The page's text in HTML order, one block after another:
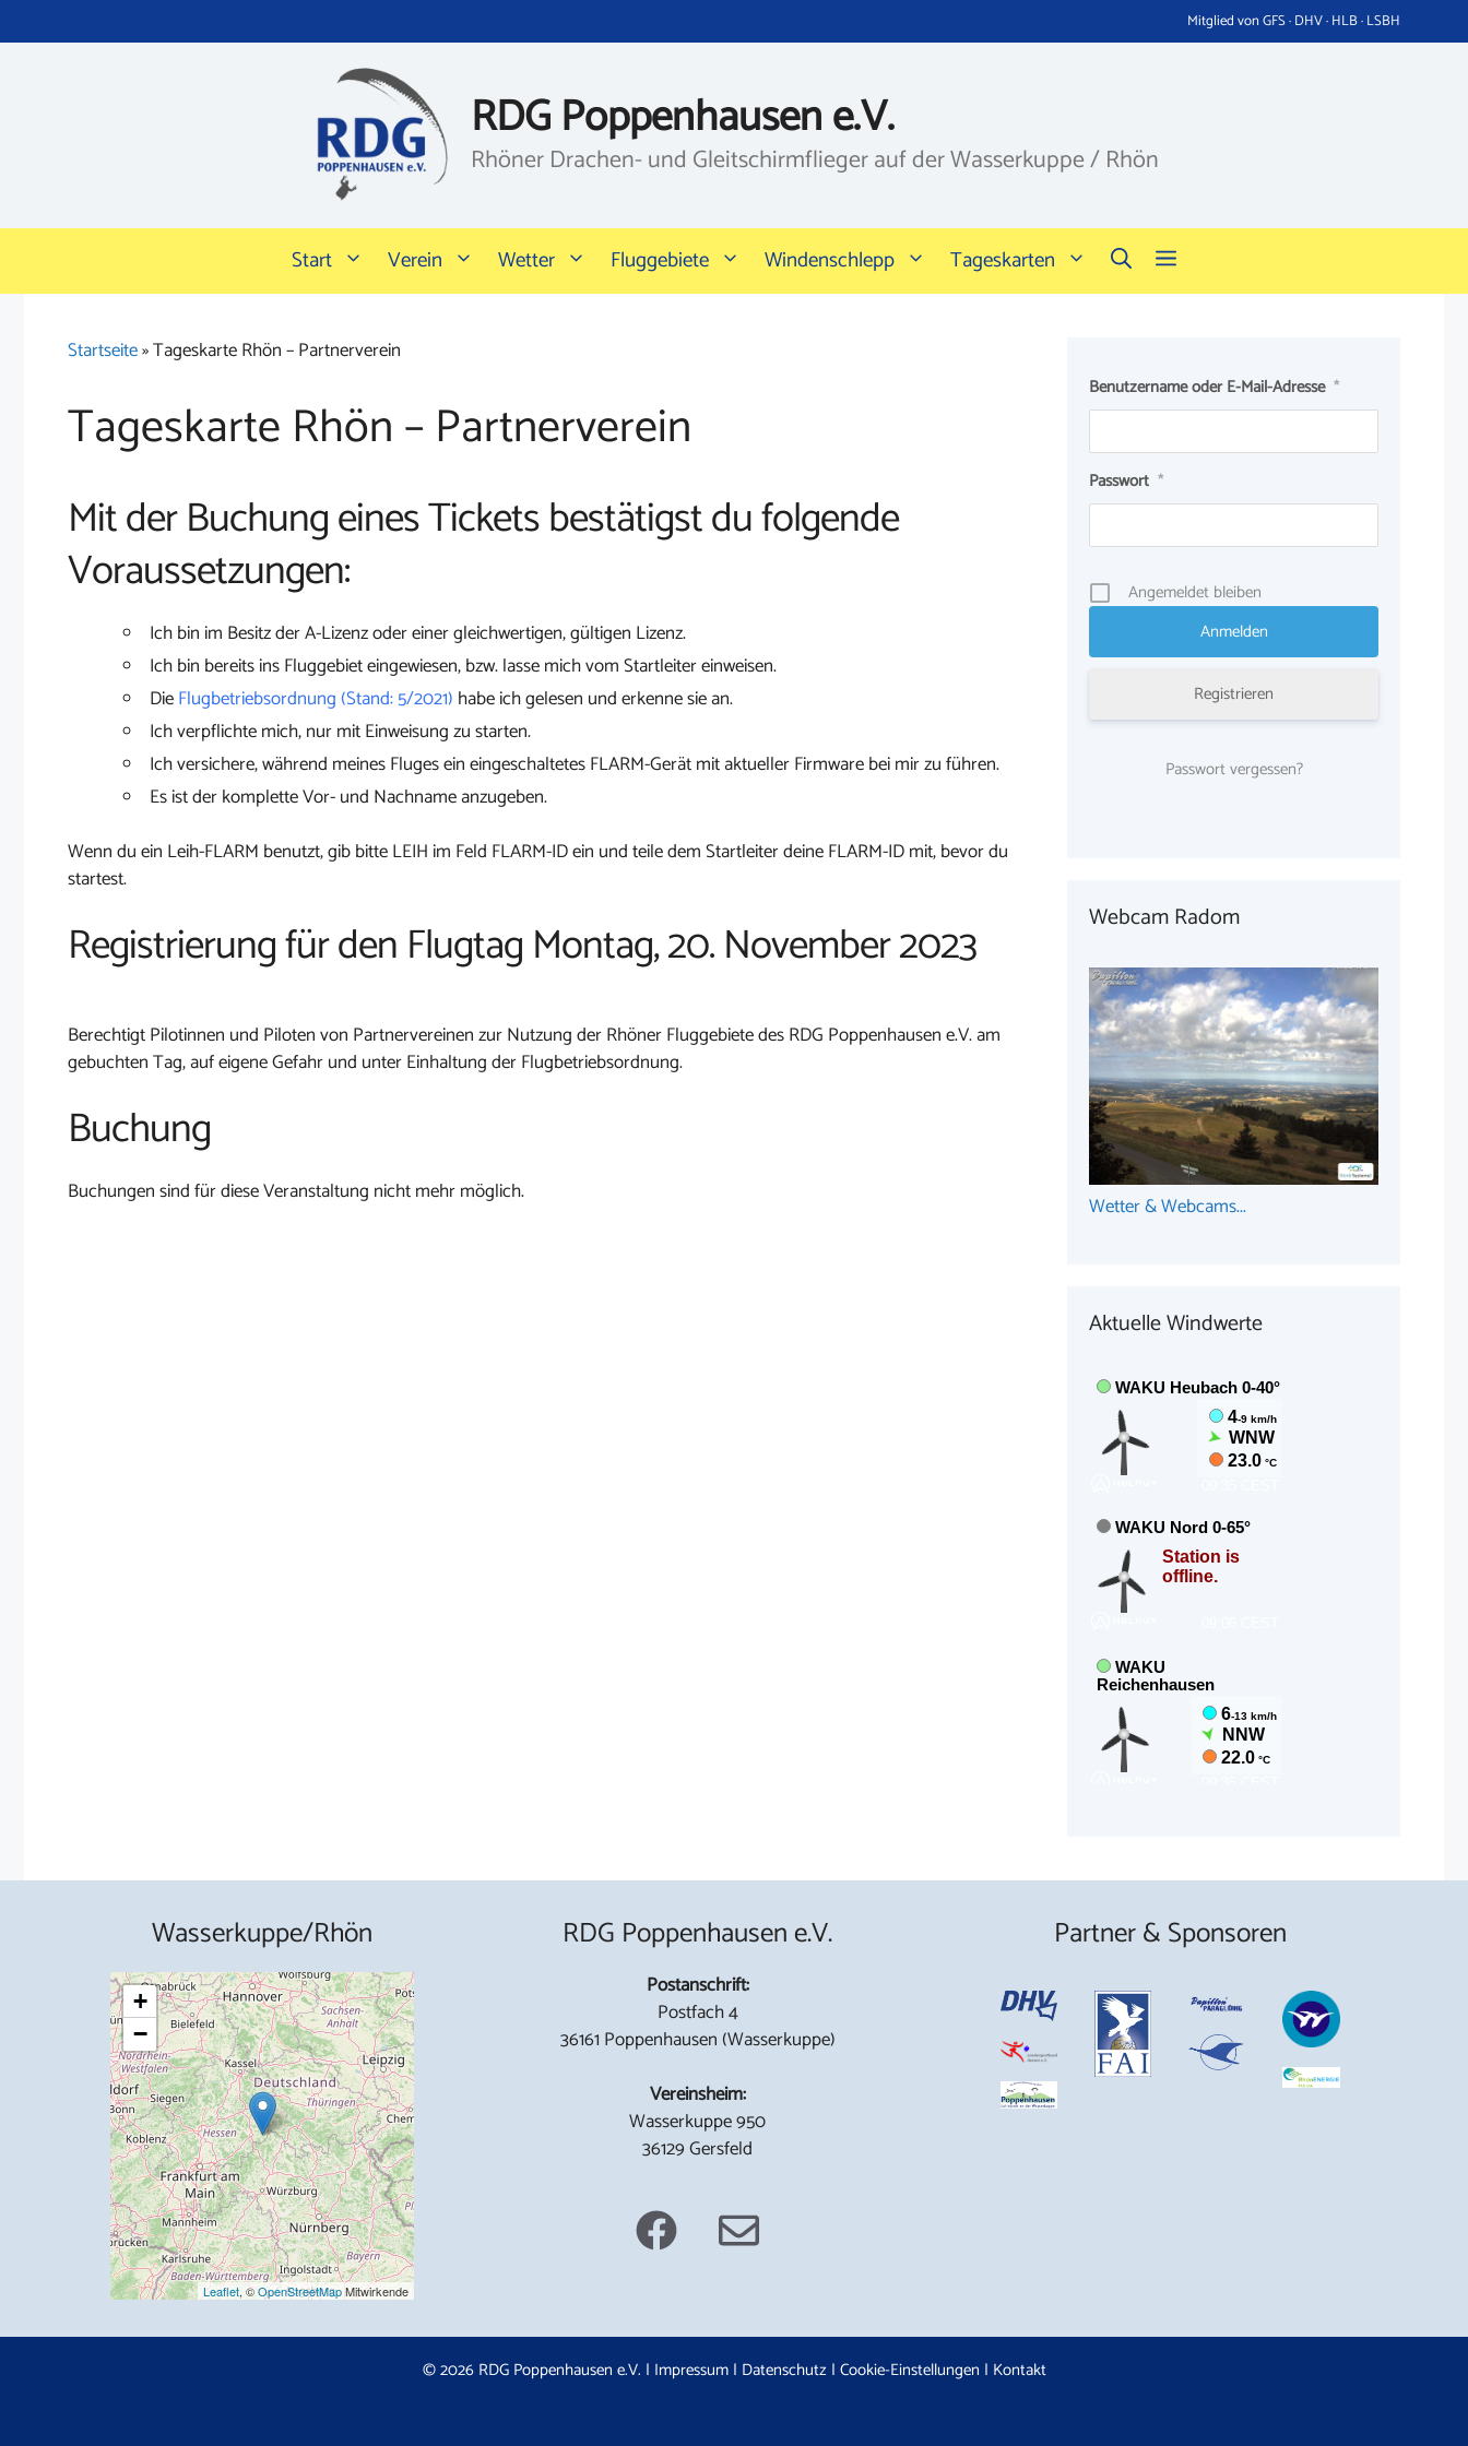
Inhalt
Mitglied von GFS · DHV · HLB · LSBH
RDG Poppenhausen e.V.
Rhöner Drachen- und Gleitschirmflieger auf der Wasserkuppe / Rhön
Start Verein Wetter Fluggebiete Windenschlepp Tageskarten
Startseite»Tageskarte Rhön – Partnerverein
Tageskarte Rhön – Partnerverein
Mit der Buchung eines Tickets bestätigst du folgende
Voraussetzungen:
Ich bin im Besitz der A-Lizenz oder einer gleichwertigen, gültigen Lizenz.
Ich bin bereits ins Fluggebiet eingewiesen, bzw. lasse mich vom Startleiter einweisen.
DieFlugbetriebsordnung (Stand: 5/2021) habe ich gelesen und erkenne sie an.
Ich verpflichte mich, nur mit Einweisung zu starten.
Ich versichere, während meines Fluges ein eingeschaltetes FLARM-Gerät mit aktueller Firmware bei mir zu führen.
Es ist der komplette Vor- und Nachname anzugeben.
Wenn du ein Leih-FLARM benutzt, gib bitte LEIH im Feld FLARM-ID ein und teile dem Startleiter deine FLARM-ID mit, bevor du
startest.
Registrierung für den Flugtag Montag, 20. November 2023
Berechtigt Pilotinnen und Piloten von Partnervereinen zur Nutzung der Rhöner Fluggebiete des RDG Poppenhausen e.V. am
gebuchten Tag, auf eigene Gefahr und unter Einhaltung der Flugbetriebsordnung.
Buchung
Buchungen sind für diese Veranstaltung nicht mehr möglich.
Benutzername oder E-Mail-Adresse *
Passwort *
Angemeldet bleiben
Registrieren
Passwort vergessen?
Webcam Radom
Wetter & Webcams...
Aktuelle Windwerte
Wasserkuppe/Rhön
+
−
Leaflet, ©OpenStreetMapMitwirkende
RDG Poppenhausen e.V.
Postanschrift:
Postfach 4
36161 Poppenhausen (Wasserkuppe)
Vereinsheim:
Wasserkuppe 950
36129 Gersfeld
Partner & Sponsoren
© 2026 RDG Poppenhausen e.V. | Impressum| Datenschutz | Cookie-Einstellungen | Kontakt